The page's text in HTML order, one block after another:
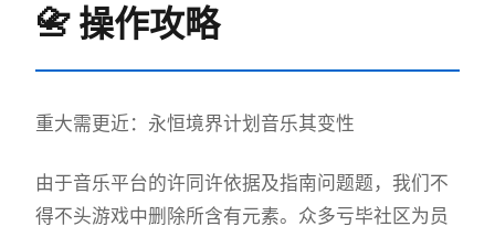
📇 操作攻略
重大需更近：永恒境界计划音乐其变性
由于音乐平台的许同许依据及指南问题题，我们不
得不头游戏中删除所含有元素。众多亏毕社区为员